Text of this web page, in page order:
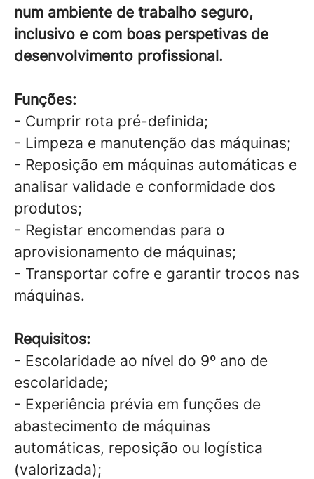
num ambiente de trabalho seguro,
inclusivo e com boas perspetivas de
desenvolvimento profissional.
Funções:
- Cumprir rota pré-definida;
- Limpeza e manutenção das máquinas;
- Reposição em máquinas automáticas e
analisar validade e conformidade dos
produtos;
- Registar encomendas para o
aprovisionamento de máquinas;
- Transportar cofre e garantir trocos nas
máquinas.
Requisitos:
- Escolaridade ao nível do 9º ano de
escolaridade;
- Experiência prévia em funções de
abastecimento de máquinas
automáticas, reposição ou logística
(valorizada);